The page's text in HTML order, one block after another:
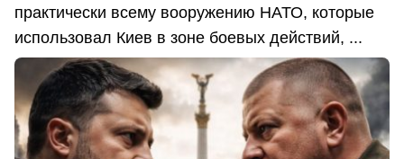
практически всему вооружению НАТО, которые
использовал Киев в зоне боевых действий, ...